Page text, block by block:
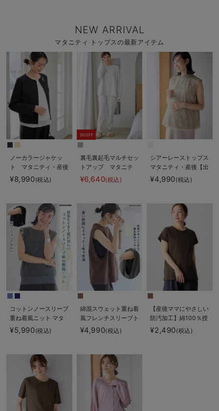
NEW ARRIVAL
マタニティ トップスの最新アイテム
ノーカラージャケッ
ト マタニティ・産後
授乳服【出産後も長く
使える】
¥8,990(税込)
5%OFF
裏毛裏起毛マルチセッ
トアップ マタニテ
ィ・授乳パジャマ・ル
ームウェア・授乳服
¥6,640(税込)
シアーレーストップス
マタニティ・産後【出
産後も長く使える】
¥4,990(税込)
コットンノースリーブ
重ね着風ニット マタ
ニティ・授乳服 【出
産後も長く使える】
¥5,990(税込)
綿混スウェット重ね着
風フレンチスリーブト
ップス マタニティ・
授乳服【出産後も長く
¥4,990(税込)
【産後ママにやさしい
防汚加工】綿100％授
乳半袖TEE
¥2,490(税込)